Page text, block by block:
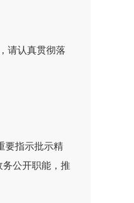
请认真贯彻落
要指示批示精
公开职能，推